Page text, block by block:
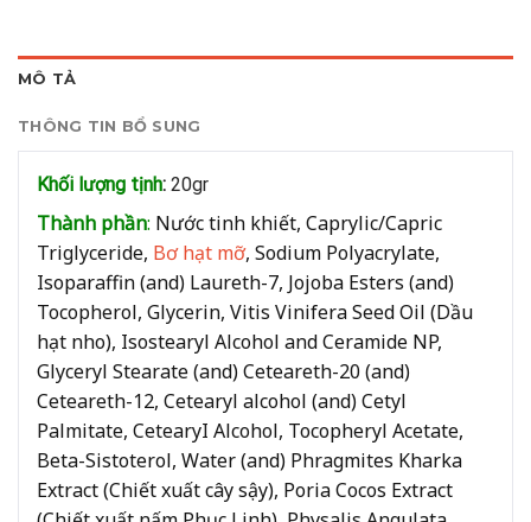
MÔ TẢ
THÔNG TIN BỔ SUNG
Khối lượng tịnh: 20gr
Thành phần: Nước tinh khiết, Caprylic/Capric
Triglyceride, Bơ hạt mỡ, Sodium Polyacrylate,
Isoparaffin (and) Laureth-7, Jojoba Esters (and)
Tocopherol, Glycerin, Vitis ViniferaSeedOil (Dầu
hạt nho), Isostearyl Alcohol and Ceramide NP,
Glyceryl Stearate (and)Ceteareth-20 (and)
Ceteareth-12, Cetearyl alcohol (and) Cetyl
Palmitate, CetearyI Alcohol, Tocopheryl Acetate,
Beta-Sistoterol, Water (and) Phragmites Kharka
Extract(Chiết xuất cây sậy), Poria Cocos Extract